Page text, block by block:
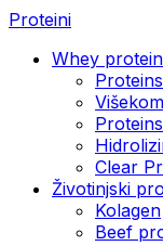
Proteini
Whey protein
Clear
Životinjski
Kolagen
Beef